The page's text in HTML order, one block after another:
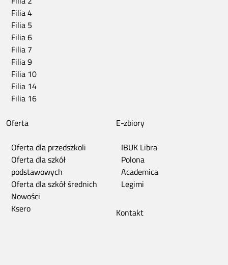
Filia 4
Filia 5
Filia 6
Filia 7
Filia 9
Filia 10
Filia 14
Filia 16
Oferta
Oferta dla przedszkoli
Oferta dla szkół
podstawowych
Oferta dla szkół średnich
Nowości
Ksero
E-zbiory
IBUK Libra
Polona
Academica
Legimi
Kontakt